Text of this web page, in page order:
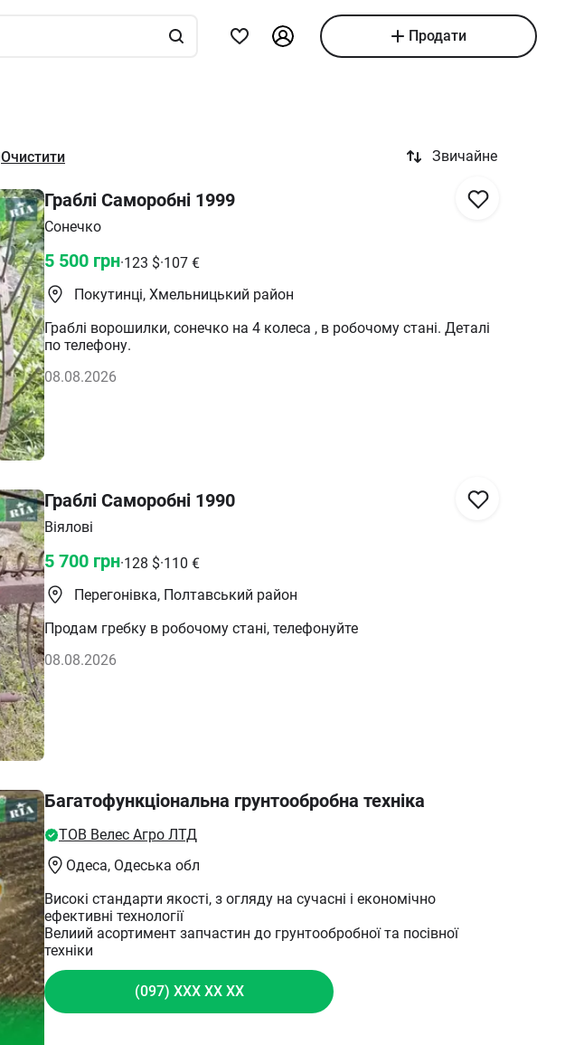
Продати
Очистити Звичайне
Граблі Саморобні 1999
Сонечко
5 500 грн·123 $·107 €
Покутинці, Хмельницький район
Граблі ворошилки, сонечко на 4 колеса , в робочому стані. Деталі
по телефону.
08.08.2026
Граблі Саморобні 1990
Віялові
5 700 грн·128 $·110 €
Перегонівка, Полтавський район
Продам гребку в робочому стані, телефонуйте
08.08.2026
Багатофункціональна грунтообробна техніка
ТОВ Велес Агро ЛТД
Одеса, Одеська обл
Високі стандарти якості, з огляду на сучасні і економічно
ефективні технології
Велиий асортимент запчастин до грунтообробної та посівної
техніки
(097) XXX XX XX